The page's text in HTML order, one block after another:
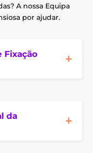
A nossa Equipa
por ajudar.
Fixação
da